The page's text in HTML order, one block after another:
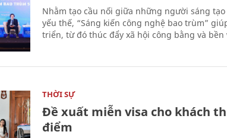
Nhằm tạo cầu nối giữa những người sáng
yếu thế, “Sáng kiến công nghệ bao trùm”
triển, từ đó thúc đẩy xã hội công bằng và bền
THỜI SỰ
Đề xuất miễn visa cho khách
điểm